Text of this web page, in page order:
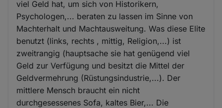
viel Geld hat, um sich von Historikern,
Psychologen,... beraten zu lassen im Sinne von
Machterhalt und Machtausweitung. Was diese Elite
benutzt (links, rechts , mittig, Religion,...) ist
zweitrangig (hauptsache sie hat genügend viel
Geld zur Verfügung und besitzt die Mittel der
Geldvermehrung (Rüstungsindustrie,...). Der
mittlere Mensch braucht ein nicht
durchgesessenes Sofa, kaltes Bier,... Die